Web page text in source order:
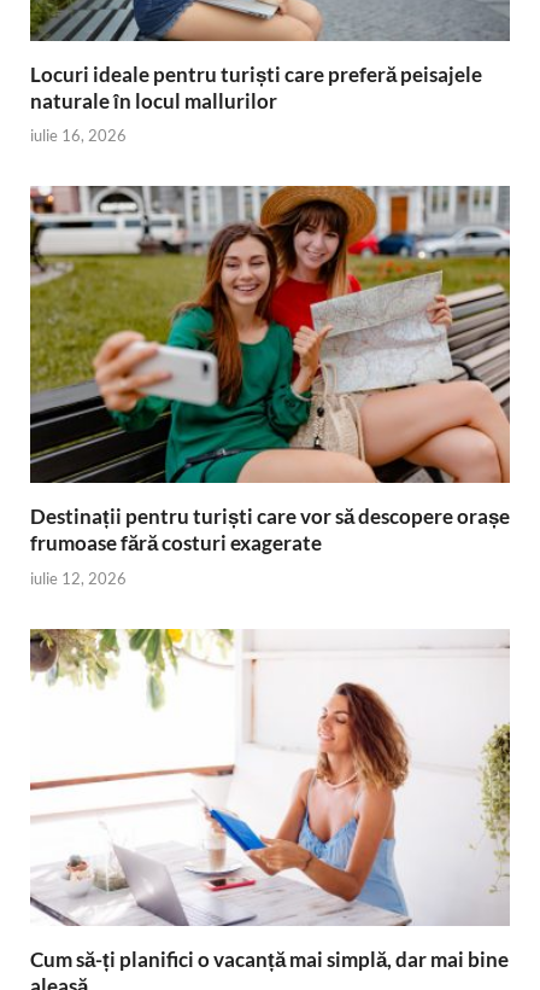
Locuri ideale pentru turiști care preferă peisajele
naturale în locul mallurilor
iulie 16, 2026
Destinații pentru turiști care vor să descopere orașe
frumoase fără costuri exagerate
iulie 12, 2026
Cum să-ți planifici o vacanță mai simplă, dar mai bine